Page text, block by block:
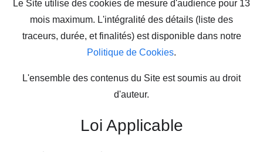
Le Site utilise des cookies de mesure d'audience pour 13
mois maximum. L'intégralité des détails (liste des
traceurs, durée, et finalités) est disponible dans notre
Politique de Cookies.
L'ensemble des contenus du Site est soumis au droit
d'auteur.
Loi Applicable